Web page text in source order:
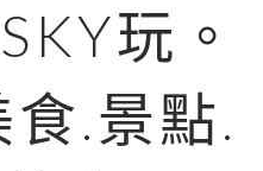
玩。
.景點.